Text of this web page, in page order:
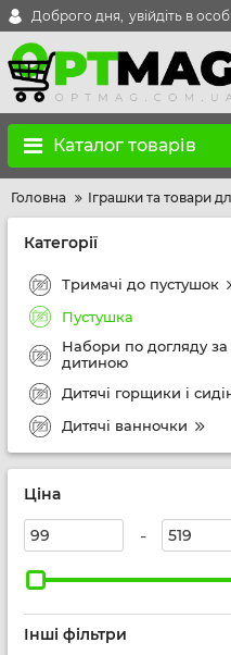
Доброго дня, увійдіть в
Каталог товарів
Головна Іграшки та товари
Категорії
Тримачі до пустушок
Пустушка
Набори по догляду за
дитиною
Дитячі горщики і
Дитячі ванночки
Ціна
-
Інші фільтри